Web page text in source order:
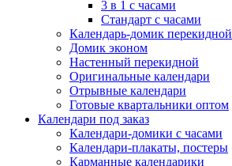
3 в 1 с часами
Стандарт с часами
Календарь-домик перекидной
Домик эконом
Настенный перекидной
Оригинальные календари
Отрывные календари
Готовые квартальники оптом
Календари под заказ
Календари-домики с часами
Календари-плакаты, постеры
Карманные календарики